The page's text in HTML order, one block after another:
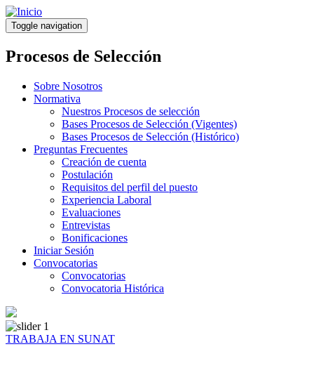
Pasar
al
contenido
principal
Toggle navigation
Procesos de Selección
Sobre Nosotros
Normativa
Nuestros Procesos de selección
Bases Procesos de Selección (Vigentes)
Bases Procesos de Selección (Histórico)
Preguntas Frecuentes
Creación de cuenta
Postulación
Requisitos del perfil del puesto
Experiencia Laboral
Evaluaciones
Entrevistas
Bonificaciones
Iniciar Sesión
Convocatorias
Convocatorias
Convocatoria Histórica
TRABAJA EN SUNAT